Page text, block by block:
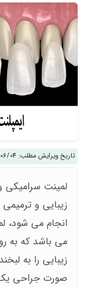
تاریخ ویرایش مطلب: 04
لمینت سرامیکی
زیبایی و
انجام می شود،
می باشد که به
زیبایی را به
صورت جراحی یک